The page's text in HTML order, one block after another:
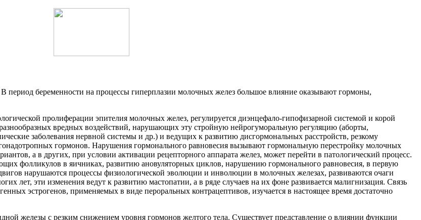
беременности на процессы гиперплазии молочных желез большое влияние оказывают гормоны,
пролиферации эпителия молочных желез, регулируется диэнцефало-гипофизарной системой и корой
вредных воздействий, нарушающих эту стройную нейрогуморальную регуляцию (аборты,
заболевания нервной системы и др.) и ведущих к развитию дисгормональных расстройств, резкому
гормонов. Нарушения гормонального равновесия вызывают гормональную перестройку молочных
а в других, при условии активации рецепторного аппарата желез, может перейти в патологический процесс.
фолликулов в яичниках, развитию ановуляторных циклов, нарушению гормонального равновесия, в первую
нарушаются процессы физиологической эволюции и инволюции в молочных железах, развиваются очаги
лет, эти изменения ведут к развитию мастопатии, а в ряде случаев на их фоне развивается малигнизация. Связь
эстрогенов, применяемых в виде пероральных контрацептивов, изучается в настоящее время достаточно
железы с резким снижением уровня гормонов желтого тела. Существует представление о влиянии функции